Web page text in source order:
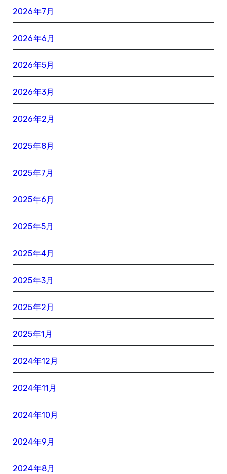
2026年7月
2026年6月
2026年5月
2026年3月
2026年2月
2025年8月
2025年7月
2025年6月
2025年5月
2025年4月
2025年3月
2025年2月
2025年1月
2024年12月
2024年11月
2024年10月
2024年9月
2024年8月